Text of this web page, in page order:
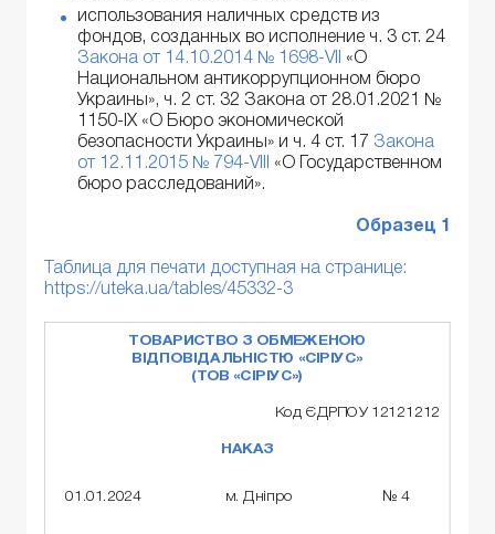
использования наличных средств из
фондов, созданных во исполнение ч. 3 ст. 24
Закона от 14.10.2014 № 1698-VII
«О
Национальном антикоррупционном бюро
Украины», ч. 2 ст. 32 Закона от 28.01.2021 №
1150-IX «О Бюро экономической
безопасности Украины» и ч. 4 ст. 17 Закона
от 12.11.2015 № 794-VIII
«О Государственном
бюро расследований».
Образец 1
Таблица для печати доступная на странице:
https://uteka.ua/tables/45332-3
ТОВАРИСТВО З ОБМЕЖЕНОЮ
ВІДПОВІДАЛЬНІСТЮ «СІРІУС»
(ТОВ «СІРІУС»)
Код ЄДРПОУ 12121212
НАКАЗ
01.01.2024 м. Дніпро № 4